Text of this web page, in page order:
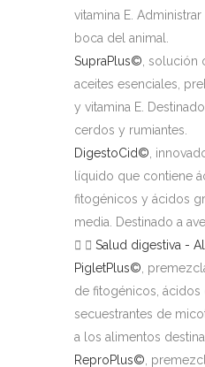
vitamina E.
boca del animal.
SupraPlus© ,
aceites esenciales,
y vitamina E.
cerdos y rumiantes.
DigestoCid© ,
líquido que contiene
fitogénicos y ácidos
media. Destinado a
Salud digestiva -
PigletPlus© ,
de fitogénicos, ácidos
secuestrantes de
a los alimentos
ReproPlus© ,